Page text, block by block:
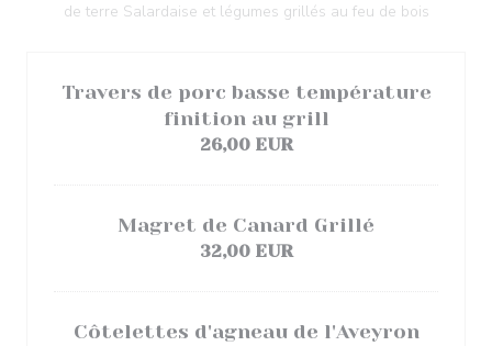
de terre Salardaise et légumes grillés au feu de bois
Travers de porc basse température
finition au grill
26,00 EUR
Magret de Canard Grillé
32,00 EUR
Côtelettes d'agneau de l'Aveyron